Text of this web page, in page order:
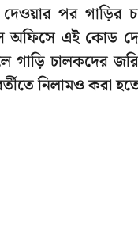
পর গাড়ির
অফিসে এই কোড
গাড়ি চালকদের
নিলামও করা